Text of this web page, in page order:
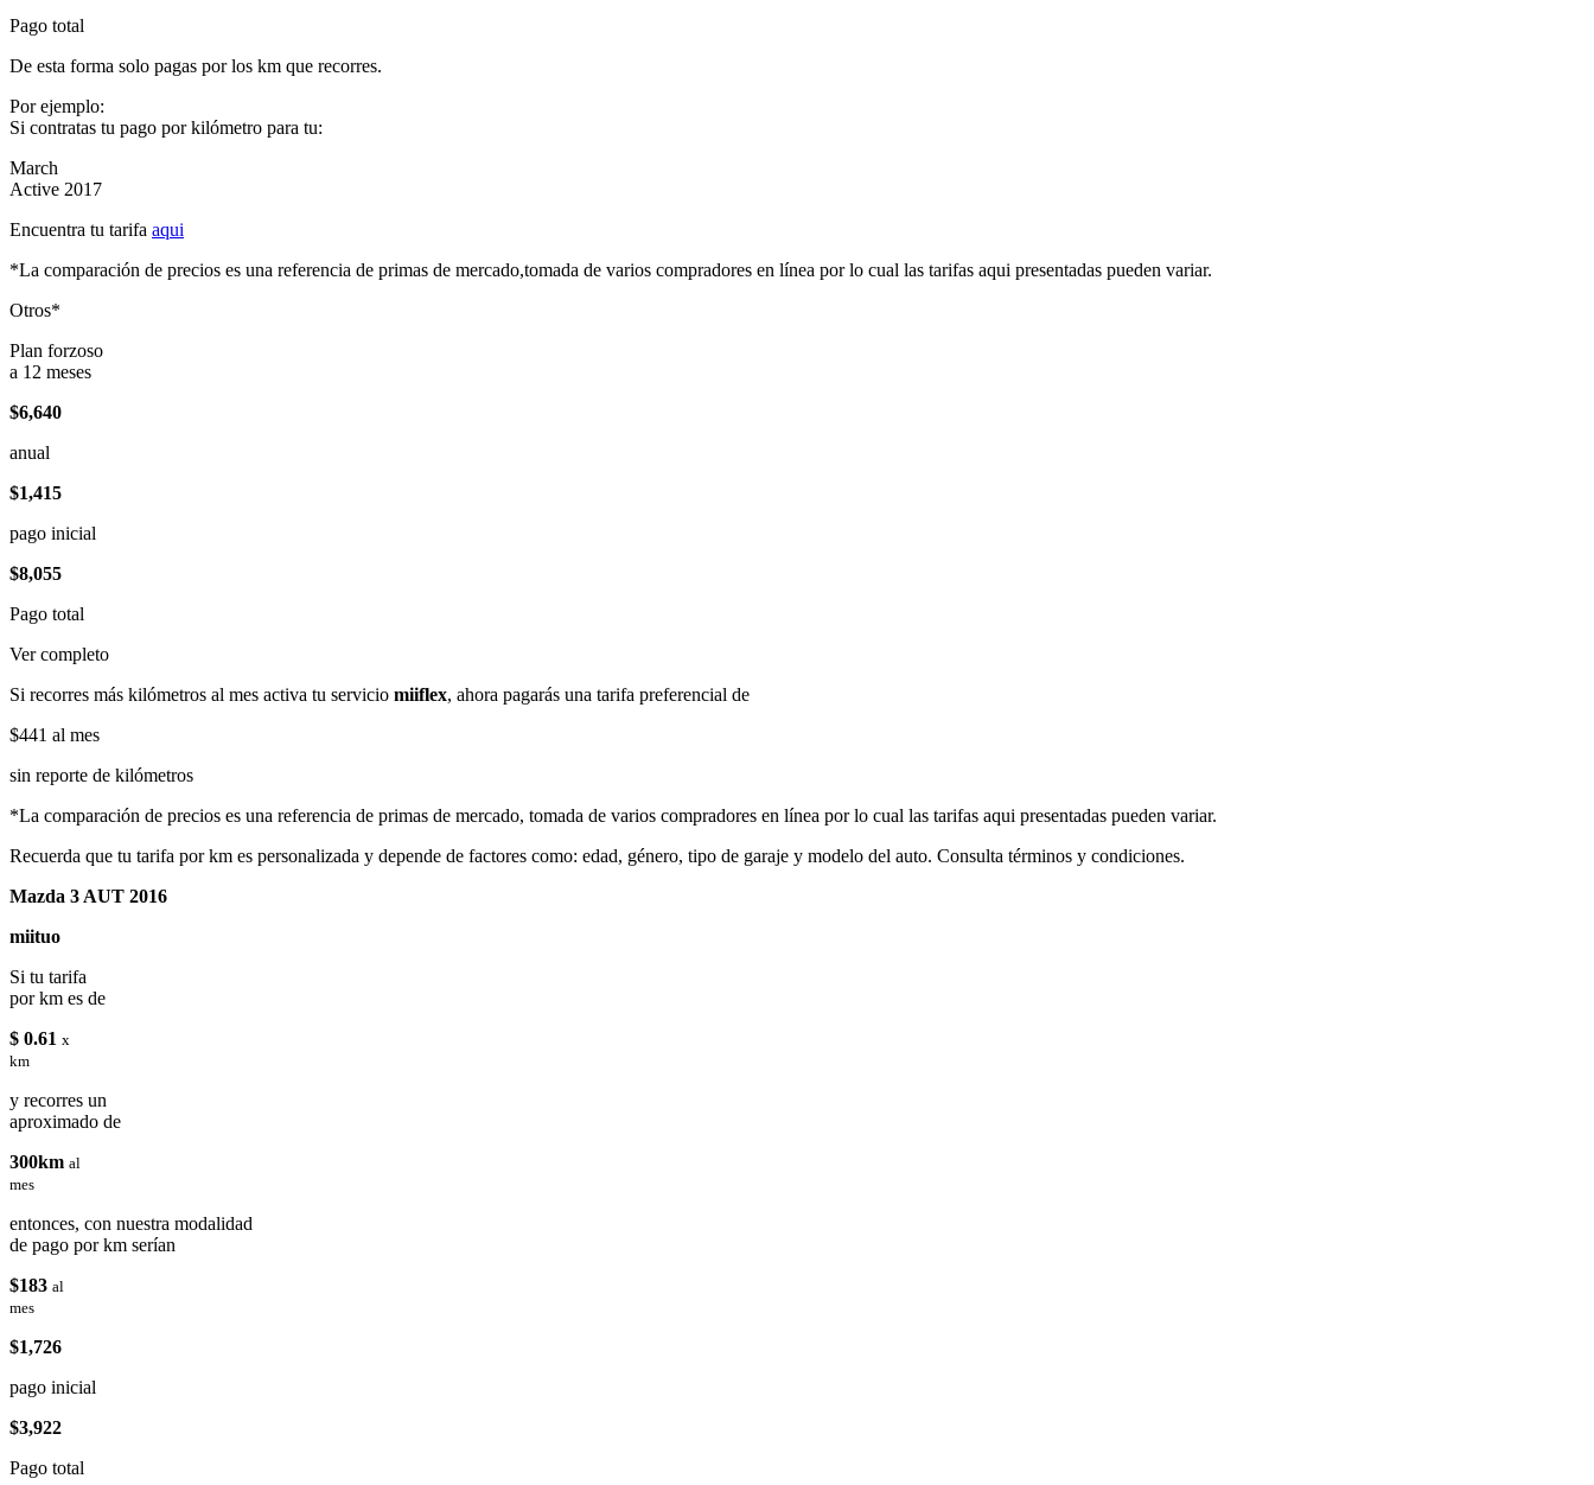
Pago total
De esta forma solo pagas por los km que recorres.
Por ejemplo:
Si contratas tu pago por kilómetro para tu:
March
Active 2017
Encuentra tu tarifa aqui
*La comparación de precios es una referencia de primas de mercado,tomada de varios compradores en línea por lo cual las tarifas aqui presentadas pueden variar.
Otros*
Plan forzoso
a 12 meses
$6,640
anual
$1,415
pago inicial
$8,055
Pago total
Ver completo
Si recorres más kilómetros al mes activa tu servicio miiflex, ahora pagarás una tarifa preferencial de
$441 al mes
sin reporte de kilómetros
*La comparación de precios es una referencia de primas de mercado, tomada de varios compradores en línea por lo cual las tarifas aqui presentadas pueden variar.
Recuerda que tu tarifa por km es personalizada y depende de factores como: edad, género, tipo de garaje y modelo del auto. Consulta términos y condiciones.
Mazda 3 AUT 2016
miituo
Si tu tarifa
por km es de
$ 0.61 x
km
y recorres un
aproximado de
300km al
mes
entonces, con nuestra modalidad
de pago por km serían
$183 al
mes
$1,726
pago inicial
$3,922
Pago total